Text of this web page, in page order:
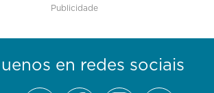
Publicidade
en redes sociais